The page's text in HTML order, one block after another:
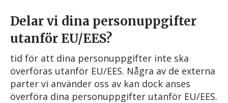
Delar vi dina personuppgifter
utanför EU/EES?
tid för att dina personuppgifter inte ska
överföras utanför EU/EES. Några av de externa
parter vi använder oss av kan dock anses
överföra dina personuppgifter utanför EU/EES.